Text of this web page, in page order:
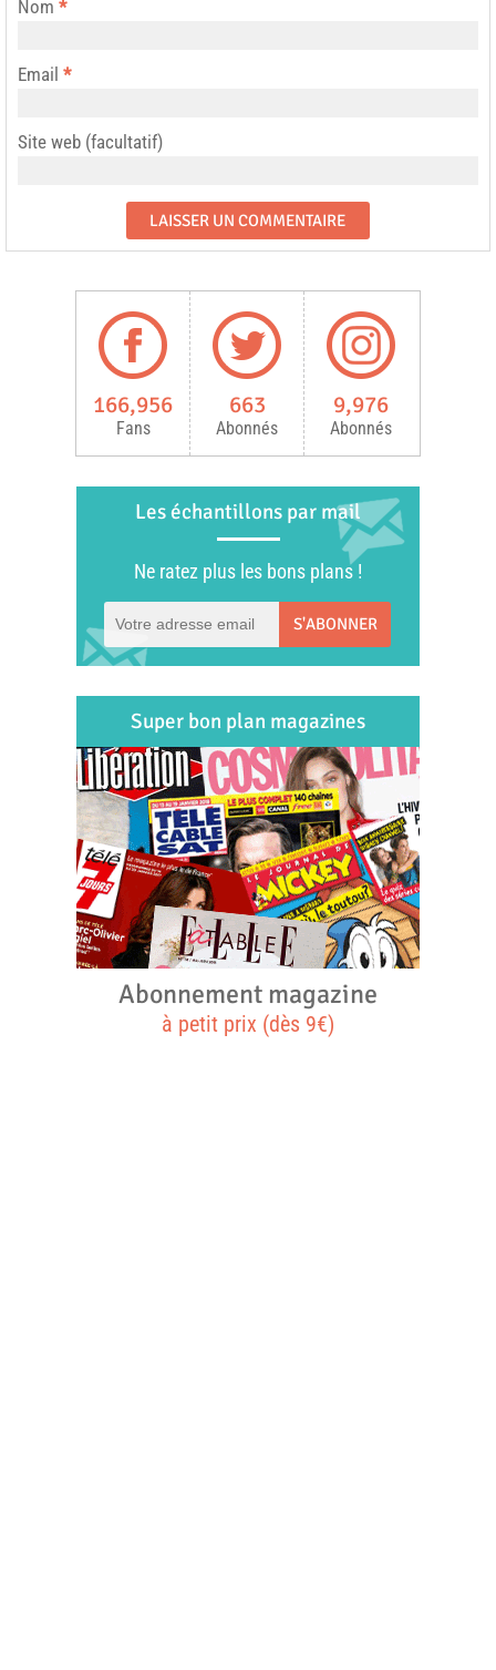
Nom *
Email *
Site web (facultatif)
166,956
Fans
663
Abonnés
9,976
Abonnés
Les échantillons par mail
Ne ratez plus les bons plans !
S'ABONNER
Super bon plan magazines
Abonnement magazine
à petit prix (dès 9€)